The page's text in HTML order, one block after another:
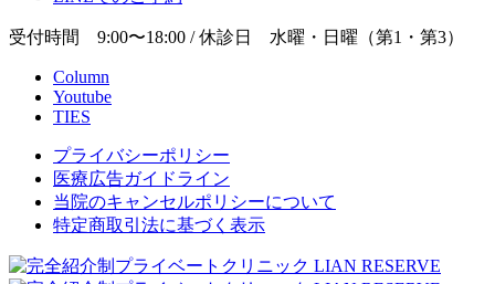
受付時間 9:00〜18:00 / 休診日 水曜・日曜（第1・第3）
Column
Youtube
TIES
プライバシーポリシー
医療広告ガイドライン
当院のキャンセルポリシーについて
特定商取引法に基づく表示